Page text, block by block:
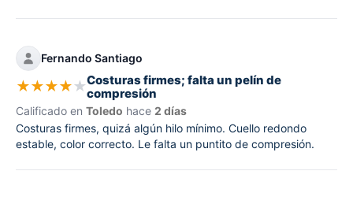
Fernando Santiago
★★★★★Costuras firmes; falta un pelín de
compresión
Calificado en Toledo hace 2 días
Costuras firmes, quizá algún hilo mínimo. Cuello redondo
estable, color correcto. Le falta un puntito de compresión.